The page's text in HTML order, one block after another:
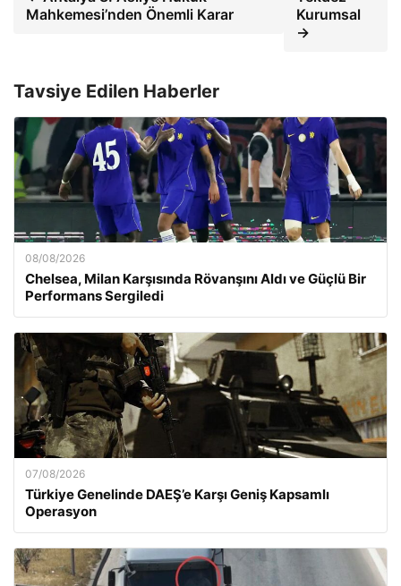
Mahkemesi’nden Önemli Karar
Kurumsal
→
Tavsiye Edilen Haberler
08/08/2026
Chelsea, Milan Karşısında Rövanşını Aldı ve Güçlü Bir
Performans Sergiledi
07/08/2026
Türkiye Genelinde DAEŞ’e Karşı Geniş Kapsamlı
Operasyon